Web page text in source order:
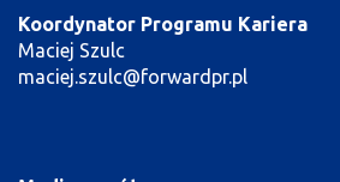
Koordynator Programu Kariera
Maciej Szulc
maciej.szulc@forwardpr.pl